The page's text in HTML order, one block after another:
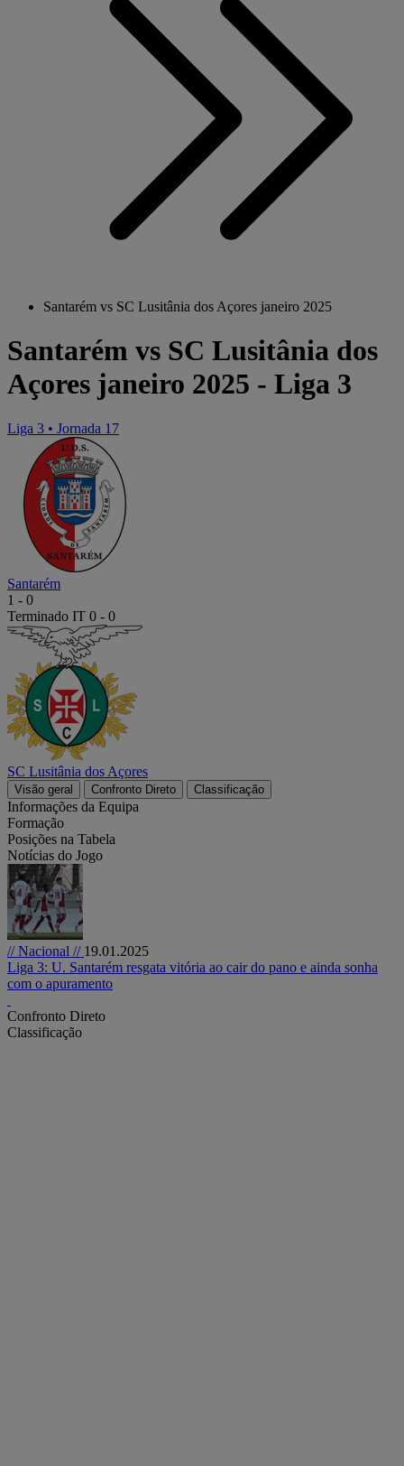
Santarém vs SC Lusitânia dos Açores janeiro 2025
Santarém vs SC Lusitânia dos
Açores janeiro 2025 - Liga 3
Liga 3 • Jornada 17
Santarém
1 - 0
Terminado IT 0 - 0
SC Lusitânia dos Açores
Visão geral Confronto Direto Classificação
Informações da Equipa
Formação
Posições na Tabela
Notícias do Jogo
// Nacional // 19.01.2025
Liga 3: U. Santarém resgata vitória ao cair do pano e ainda sonha
com o apuramento
Confronto Direto
Classificação